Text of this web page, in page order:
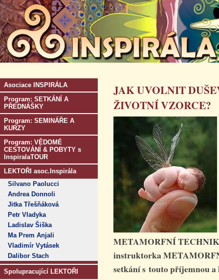
Asociace INSPIRÁLA
Program: SETKÁNÍ A
PŘEDNÁŠKY
Program: SEMINÁŘE A
KURZY
Program: VĚDOMÉ
CESTOVÁNÍ & POBYTY s
InspiralaTOUR
LEKTOŘI asoc.Inspirála
Silvano Paolucci
Andrea Donnoli
Jitka Třešňáková
Petr Vladyka
Ladislav Šiška
Ma Prem Anjali
Vladimír Vytásek
Dalibor Stach
Spolupracující LEKTOŘI
JAK UVOLNIT
ŽIVOTNÍ VZORCE?
METAMORFNÍ
instruktorka
setkání s touto příjemnou